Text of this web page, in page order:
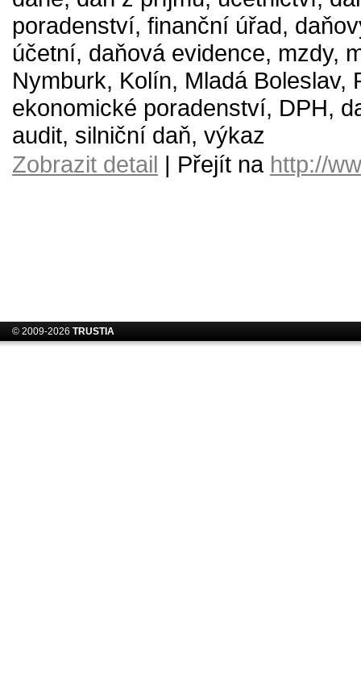
poradenství, finanční úřad,
účetní, daňová evidence, mzdy,
Nymburk, Kolín, Mladá Boleslav,
ekonomické poradenství, DPH,
audit, silniční daň, výkaz
Zobrazit detail | Přejít na http://
© 2009-2026 TRUSTIA